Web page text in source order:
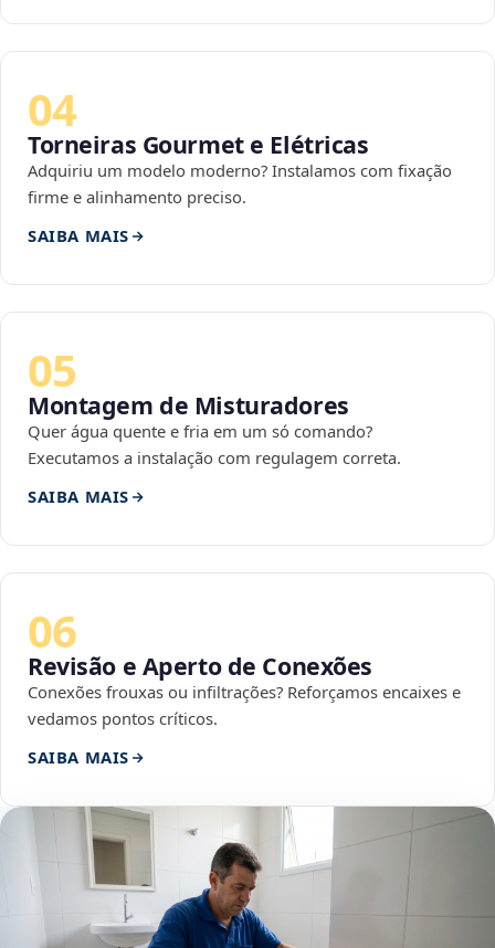
04
Torneiras Gourmet e Elétricas
Adquiriu um modelo moderno? Instalamos com fixação
firme e alinhamento preciso.
SAIBA MAIS
05
Montagem de Misturadores
Quer água quente e fria em um só comando?
Executamos a instalação com regulagem correta.
SAIBA MAIS
06
Revisão e Aperto de Conexões
Conexões frouxas ou infiltrações? Reforçamos encaixes e
vedamos pontos críticos.
SAIBA MAIS